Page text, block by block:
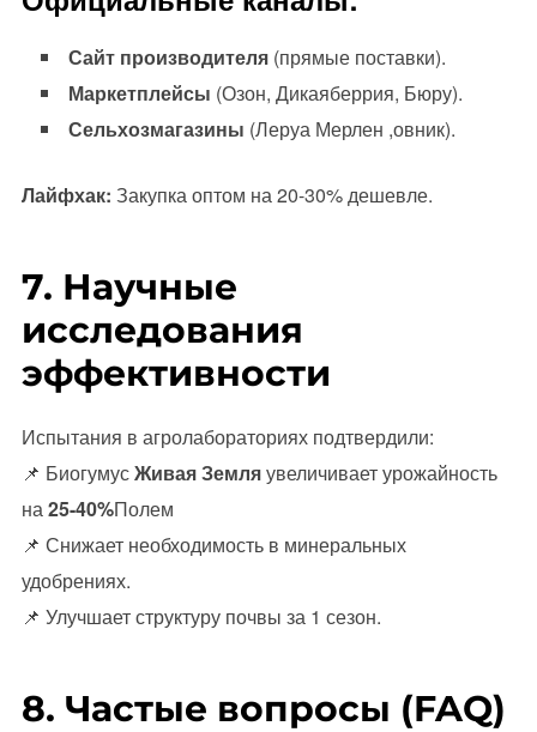
Сайт производителя(прямые поставки).
Маркетплейсы (Озон, Дикаяберрия, Бюру).
Сельхозмагазины (Леруа Мерлен ,овник).
Лайфхак: Закупка оптом на 20-30% дешевле.
7. Научные
исследования
эффективности
Испытания в агролабораториях подтвердили:
📌 БиогумусЖивая Земляувеличивает урожайность
на25-40%Полем
📌 Снижает необходимость в минеральных
удобрениях.
📌 Улучшает структуру почвы за 1 сезон.
8. Частые вопросы (FAQ)